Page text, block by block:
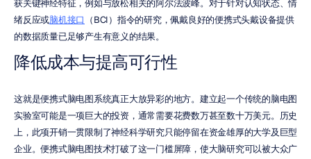
获关键神经特征，例如与放松相关的阿尔法波峰。对于针对认知状态、情
绪反应或脑机接口 （BCI）指令的研究，佩戴良好的便携式头戴设备提供
的数据质量已足够产生有意义的结果。
降低成本与提高可行性
这就是便携式脑电图系统真正大放异彩的地方。建立起一个传统的脑电图
实验室可能是一项巨大的投资，通常需要花费数万甚至数十万美元。历史
上，此项开销一贯限制了神经科学研究只能停留在资金雄厚的大学及巨型
企业。便携式脑电图技术打破了这一门槛屏障，使大脑研究可以被大众广